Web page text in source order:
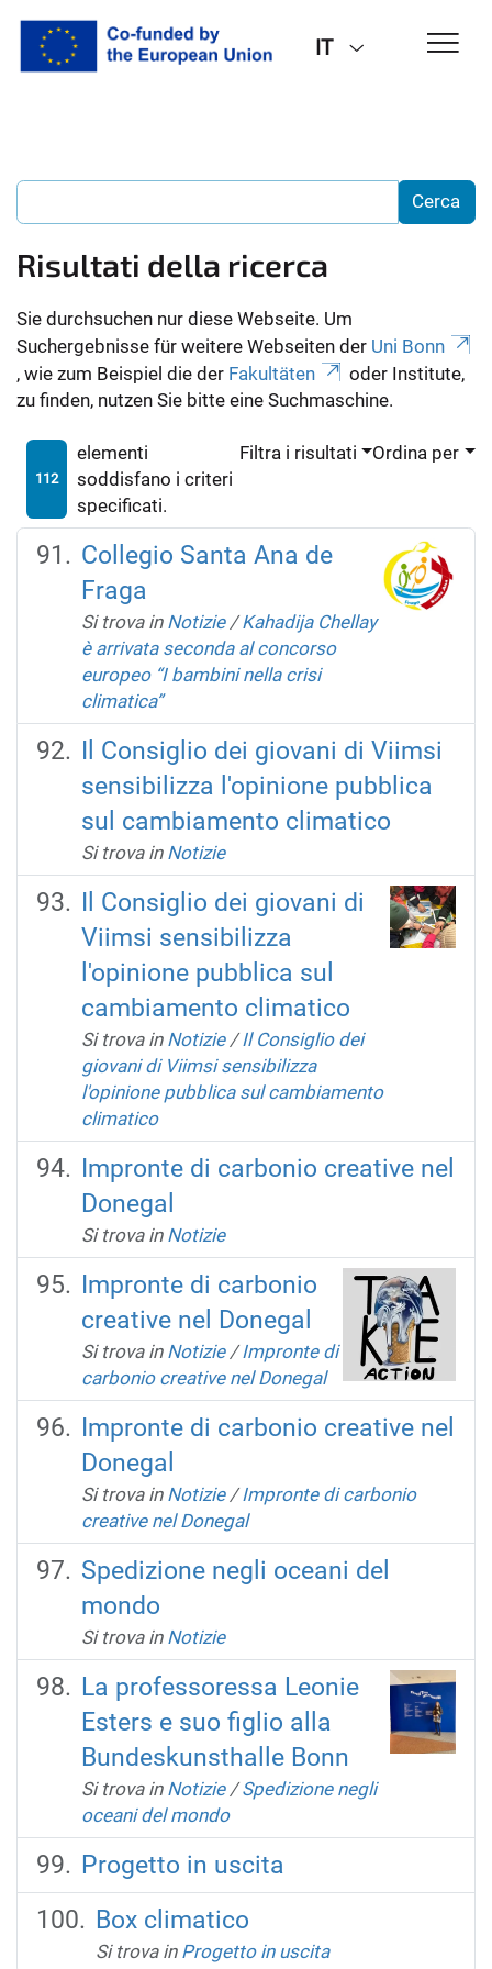
IT
Risultati della ricerca
Sie durchsuchen nur diese Webseite. Um
Suchergebnisse für weitere Webseiten der Uni Bonn
, wie zum Beispiel die der Fakultäten
oder Institute,
zu finden, nutzen Sie bitte eine Suchmaschine.
112
elementi
soddisfano i criteri
specificati.
Filtra i risultati Ordina per
Collegio Santa Ana de
Fraga
Si trova in Notizie /Kahadija Chellay
è arrivata seconda al concorso
europeo “I bambini nella crisi
climatica”
Il Consiglio dei giovani di Viimsi
sensibilizza l'opinione pubblica
sul cambiamento climatico
Si trova in Notizie
Il Consiglio dei giovani di
Viimsi sensibilizza
l'opinione pubblica sul
cambiamento climatico
Si trova in Notizie /Il Consiglio dei
giovani di Viimsi sensibilizza
l'opinione pubblica sul cambiamento
climatico
Impronte di carbonio creative nel
Donegal
Si trova in Notizie
Impronte di carbonio
creative nel Donegal
Si trova in Notizie /Impronte di
carbonio creative nel Donegal
Impronte di carbonio creative nel
Donegal
Si trova in Notizie /Impronte di carbonio
creative nel Donegal
Spedizione negli oceani del
mondo
Si trova in Notizie
La professoressa Leonie
Esters e suo figlio alla
Bundeskunsthalle Bonn
Si trova in Notizie /Spedizione negli
oceani del mondo
Progetto in uscita
Box climatico
Si trova in Progetto in uscita